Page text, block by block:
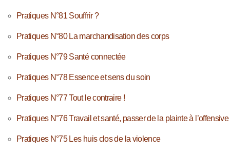
Pratiques N°81 Souffrir ?
Pratiques N°80 La marchandisation des corps
Pratiques N°79 Santé connectée
Pratiques N°78 Essence et sens du soin
Pratiques N°77 Tout le contraire !
Pratiques N°76 Travail et santé, passer de la plainte à l’offensive
Pratiques N°75 Les huis clos de la violence